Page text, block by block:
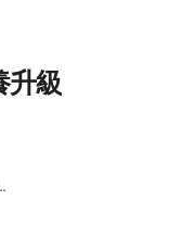
升級